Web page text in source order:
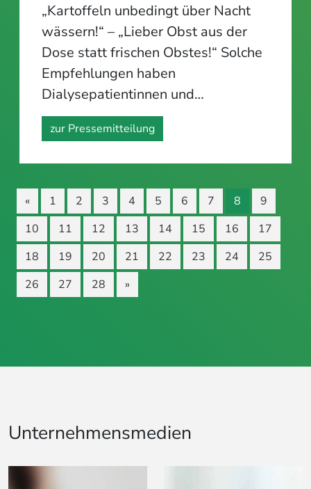
„Kartoffeln unbedingt über Nacht
wässern!“ – „Lieber Obst aus der
Dose statt frischen Obstes!“ Solche
Empfehlungen haben
Dialysepatientinnen und…
zur Pressemitteilung
« 1 2 3 4 5 6 7 8
9
10
11 12 13 14 15 16
17
18
19 20 21 22 23 24
25
26
27 28 »
Unternehmensmedien